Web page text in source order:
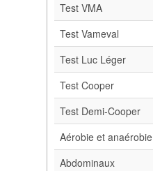
Test VMA
Test Vameval
Test Luc Léger
Test Cooper
Test Demi-Cooper
Aérobie et anaérobie
Abdominaux